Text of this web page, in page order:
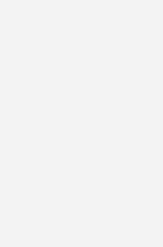
zunächst klargestellt, dass
Schiedsverfahren auf Grundlage einer
weiterhin zulässig sind.
ihrer Vertragsautonomie
privater Schiedsgerichte zu
in Anlagenlieferverträgen, Bauverträgen
so weiter sind daher weiterhin zulässig
Recht.
im Energiecharta-Vertrag dürfte nach
wirksam sein. Der EuGH hat in seiner
dass sich die Europäische Union
zum Abschluss internationaler
eines „durch solche
oder bestimmten Gerichts“ unterwerfen